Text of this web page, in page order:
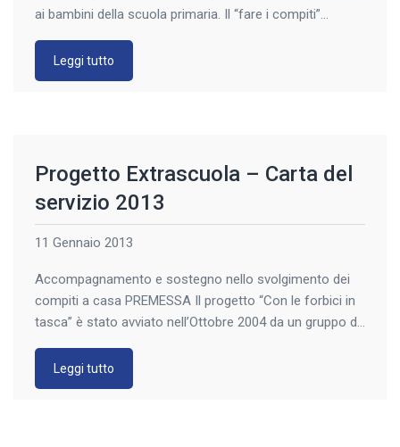
ai bambini della scuola primaria. Il “fare i compiti”
provenienza, cultura e lingua diverse fra loro. Cuore del
progetto è la passione dei volontari che scelgono di
Leggi tutto
Progetto Extrascuola – Carta del
servizio 2013
11 Gennaio 2013
Accompagnamento e sostegno nello svolgimento dei
compiti a casa PREMESSA Il progetto “Con le forbici in
tasca” è stato avviato nell’Ottobre 2004 da un gruppo di
un’opportunità per dare vita a “piccole ma significative
imprese di comunità, intorno al diritto dei ragazzi
Leggi tutto